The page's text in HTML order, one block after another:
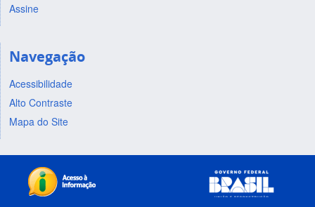
Assine
Navegação
Acessibilidade
Alto Contraste
Mapa do Site